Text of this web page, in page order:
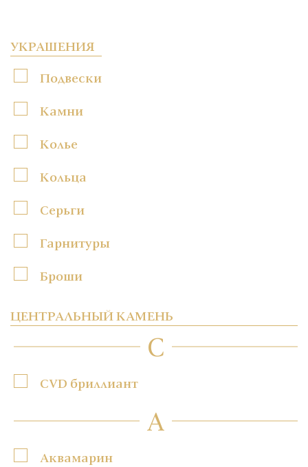
УКРАШЕНИЯ
Подвески
Камни
Колье
Кольца
Серьги
Гарнитуры
Броши
ЦЕНТРАЛЬНЫЙ КАМЕНЬ
C
CVD бриллиант
А
Аквамарин